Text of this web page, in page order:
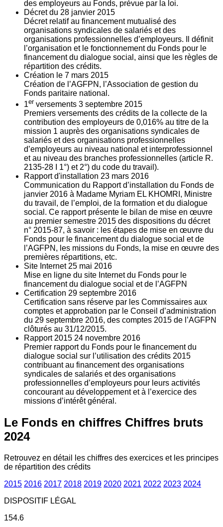
des employeurs au Fonds, prévue par la loi.
Décret du 28 janvier 2015
Décret relatif au financement mutualisé des
organisations syndicales de salariés et des
organisations professionnelles d’employeurs. Il définit
l’organisation et le fonctionnement du Fonds pour le
financement du dialogue social, ainsi que les règles de
répartition des crédits.
Création le 7 mars 2015
Création de l’AGFPN, l’Association de gestion du
Fonds paritaire national.
1er versements 3 septembre 2015
Premiers versements des crédits de la collecte de la
contribution des employeurs de 0,016% au titre de la
mission 1 auprès des organisations syndicales de
salariés et des organisations professionnelles
d’employeurs au niveau national et interprofessionnel
et au niveau des branches professionnelles (article R.
2135‐28 I 1°) et 2°) du code du travail).
Rapport d'installation 23 mars 2016
Communication du Rapport d’installation du Fonds de
janvier 2016 à Madame Myriam EL KHOMRI, Ministre
du travail, de l’emploi, de la formation et du dialogue
social. Ce rapport présente le bilan de mise en œuvre
au premier semestre 2015 des dispositions du décret
n° 2015-87, à savoir : les étapes de mise en œuvre du
Fonds pour le financement du dialogue social et de
l’AGFPN, les missions du Fonds, la mise en œuvre des
premières répartitions, etc.
Site Internet 25 mai 2016
Mise en ligne du site Internet du Fonds pour le
financement du dialogue social et de l’AGFPN
Certification 29 septembre 2016
Certification sans réserve par les Commissaires aux
comptes et approbation par le Conseil d’administration
du 29 septembre 2016, des comptes 2015 de l’AGFPN
clôturés au 31/12/2015.
Rapport 2015 24 novembre 2016
Premier rapport du Fonds pour le financement du
dialogue social sur l’utilisation des crédits 2015
contribuant au financement des organisations
syndicales de salariés et des organisations
professionnelles d’employeurs pour leurs activités
concourant au développement et à l’exercice des
missions d’intérêt général.
Le Fonds en chiffres Chiffres bruts
2024
Retrouvez en détail les chiffres des exercices et les principes
de répartition des crédits
2015 2016 2017 2018 2019 2020 2021 2022 2023 2024
DISPOSITIF LÉGAL
154.6